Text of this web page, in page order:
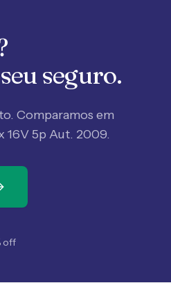
seguro.
Comparamos em
16V 5p Aut. 2009.
off